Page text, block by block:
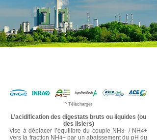
^ Télécharger
L’acidification des digestats bruts ou liquides (ou
des lisiers)
vise à déplacer l’équilibre du couple NH3- / NH4+
vers la fraction NH4+ par un abaissement du pH du